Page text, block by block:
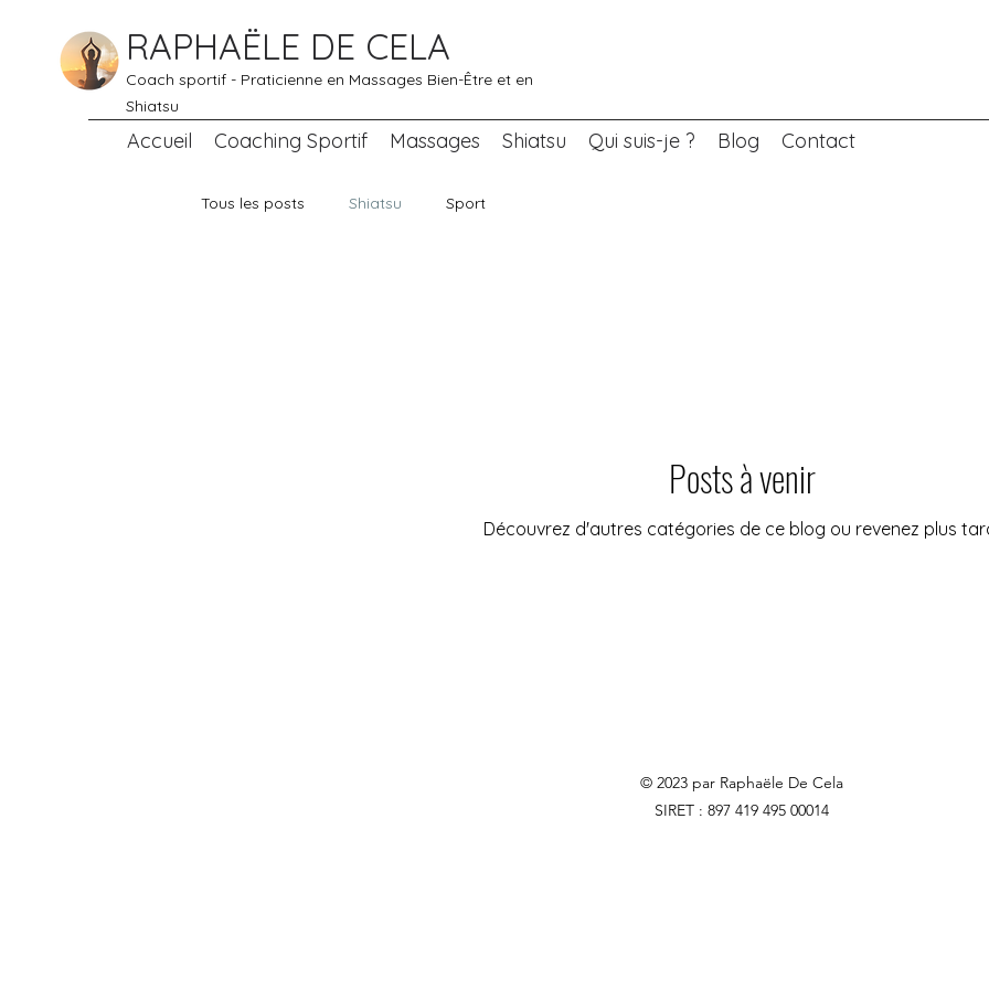
RAPHAËLE DE CELA
Coach sportif - Praticienne en Massages Bien-Être et en
Shiatsu
Accueil Coaching Sportif Massages Shiatsu Qui suis-je ? Blog Contact
Tous les posts Shiatsu Sport
Posts à venir
Découvrez d'autres catégories de ce blog ou revenez plus
© 2023 par Raphaële De Cela
SIRET : 897 419 495 00014